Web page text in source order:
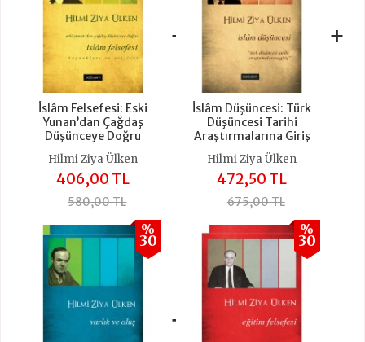
İslâm Felsefesi: Eski
Yunan’dan Çağdaş
Düşünceye Doğru
Hilmi Ziya Ülken
406,00 TL
580,00 TL
+
İslâm Düşüncesi: Türk
Düşüncesi Tarihi
Araştırmalarına Giriş
Hilmi Ziya Ülken
472,50 TL
675,00 TL
+
%
30
+
%
30